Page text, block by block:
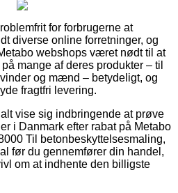
for forbrugerne at
diverse online forretninger, og
webshops været nødt til at
mange af deres produkter – til
og mænd – betydeligt, og
fragtfri levering.
vise sig indbringende at prøve
i Danmark efter rabat på Metabo
Til betonbeskyttelsesmaling,
før du gennemfører din handel,
om at indhente den billigste